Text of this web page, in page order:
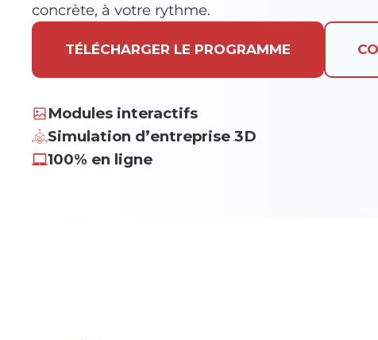
concrète, à votre rythme.
TÉLÉCHARGER LE PROGRAMME
Modules interactifs
Simulation d’entreprise 3D
100% en ligne